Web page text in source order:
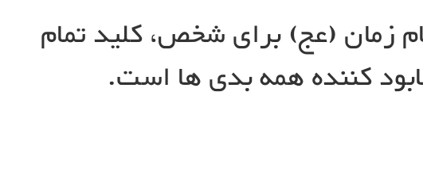
زمان (عج) برای شخص، کلید تمام
کننده همه بدی ها است.